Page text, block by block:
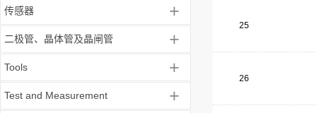
传感器 +
二极管、晶体管及晶闸管 +
Tools +
Test and Measurement +
25
26